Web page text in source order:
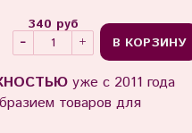
340 руб
В КОРЗИНУ
уже с 2011 года
товаров для